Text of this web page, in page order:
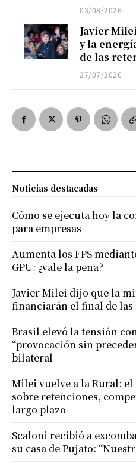
03/08/2026
Javier
y la
de las
27/07/2026
Noticias destacadas
Cómo se ejecuta hoy la
para empresas
Aumenta los FPS
GPU: ¿vale la pena?
Javier Milei dijo que la
financiarán el final de
Brasil elevó la tensión
“provocación sin
bilateral
Milei vuelve a la Rural: el
sobre retenciones,
largo plazo
Scaloni recibió a
su casa de Pujato: